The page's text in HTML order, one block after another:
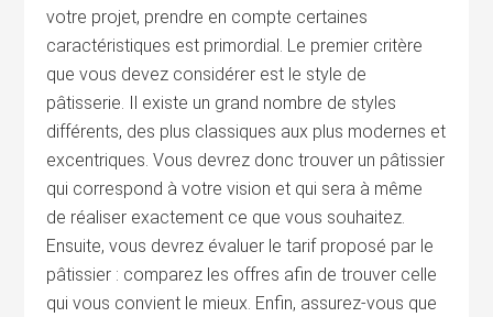
votre projet, prendre en compte certaines
caractéristiques est primordial. Le premier critère
que vous devez considérer est le style de
pâtisserie. Il existe un grand nombre de styles
différents, des plus classiques aux plus modernes et
excentriques. Vous devrez donc trouver un pâtissier
qui correspond à votre vision et qui sera à même
de réaliser exactement ce que vous souhaitez.
Ensuite, vous devrez évaluer le tarif proposé par le
pâtissier : comparez les offres afin de trouver celle
qui vous convient le mieux. Enfin, assurez-vous que